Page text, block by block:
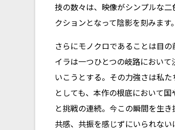
技の数々は、映像がシンプルな
クションとなって陰影を刻みます。
さらにモノクロであることは目
イラは一つひとつの岐路におい
いこうとする。その力強さは私
としても、本作の根底において
と挑戦の連続。今この瞬間を生
共感、共振を感じずにいられない